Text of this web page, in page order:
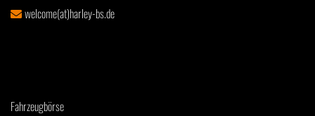
welcome(at)harley-bs.de
Fahrzeugbörse